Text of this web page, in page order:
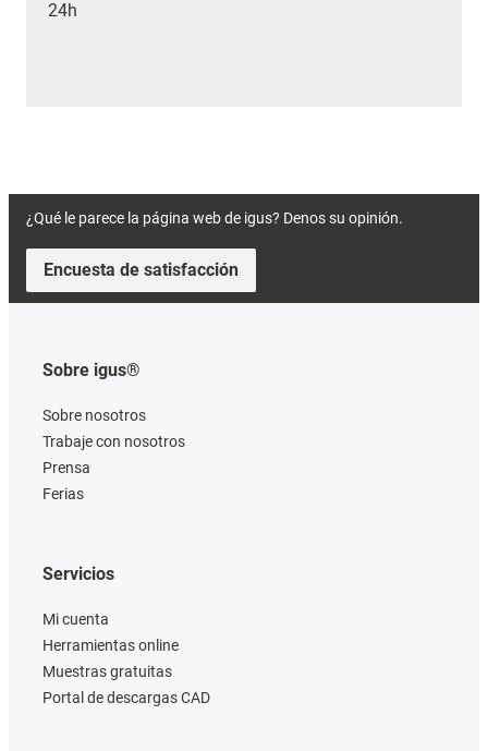
24h
¿Qué le parece la página web de igus? Denos su opinión.
Encuesta de satisfacción
Sobre igus®
Sobre nosotros
Trabaje con nosotros
Prensa
Ferias
Servicios
Mi cuenta
Herramientas online
Muestras gratuitas
Portal de descargas CAD